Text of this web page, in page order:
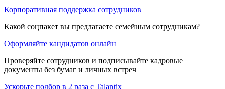
Корпоративная поддержка сотрудников
Какой соцпакет вы предлагаете семейным сотрудникам?
Оформляйте кандидатов онлайн
Проверяйте сотрудников и подписывайте кадровые
документы без бумаг и личных встреч
Ускорьте подбор в 2 раза с Talantix